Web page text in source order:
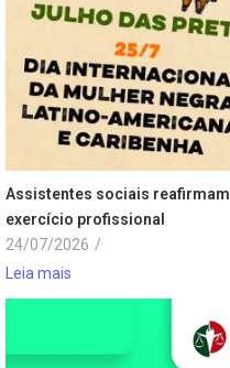
Assistentes sociais
exercício profissional
24/07/2026 /
Leia mais